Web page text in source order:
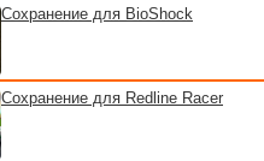
Сохранение для BioShock
Сохранение для Redline Racer